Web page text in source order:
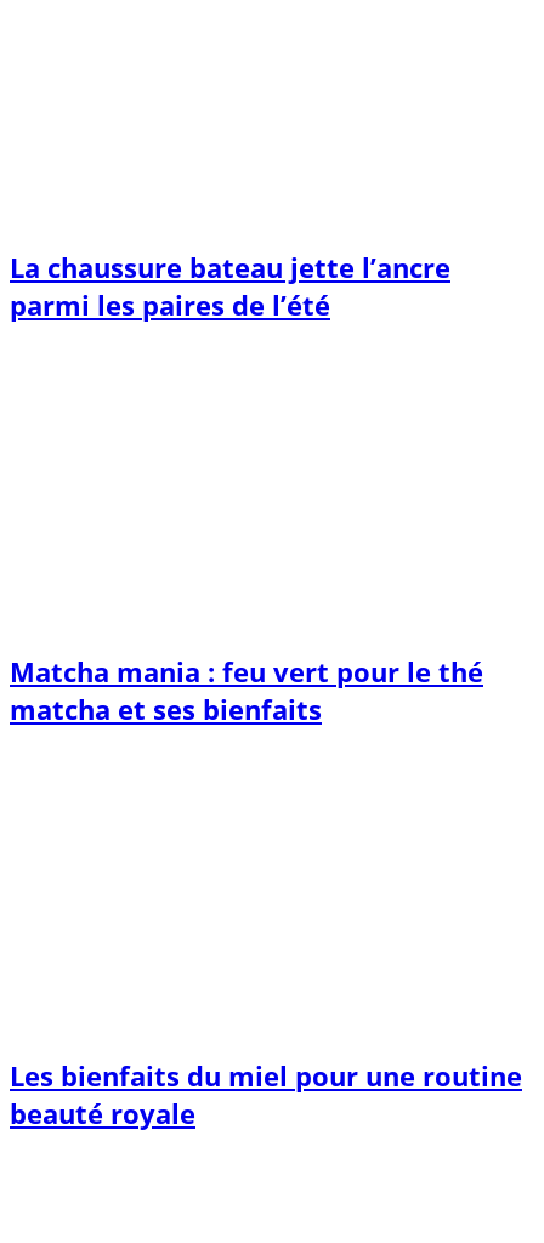
La chaussure bateau jette l’ancre
parmi les paires de l’été
Matcha mania : feu vert pour le thé
matcha et ses bienfaits
Les bienfaits du miel pour une routine
beauté royale